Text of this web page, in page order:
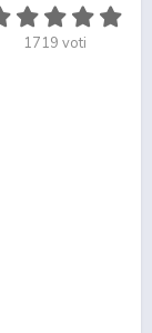
1719 voti